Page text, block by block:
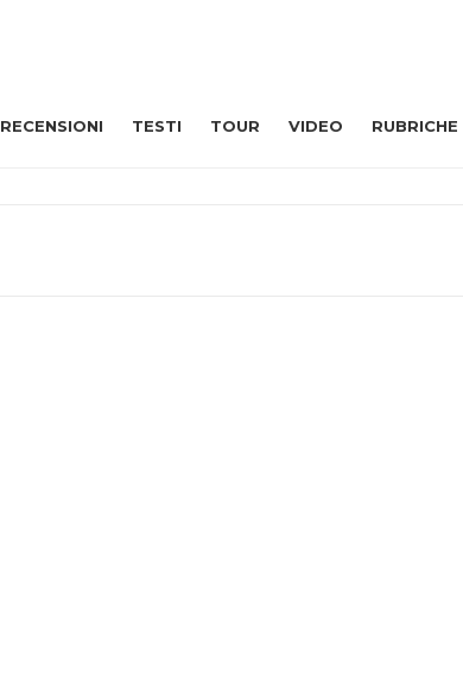
RECENSIONI TESTI TOUR VIDEO RUBRICHE